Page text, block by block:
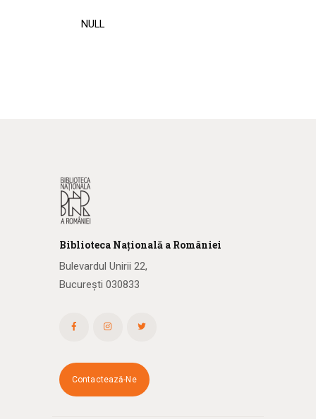
NULL
Biblioteca Națională a României
Bulevardul Unirii 22,
București 030833
Contactează-Ne